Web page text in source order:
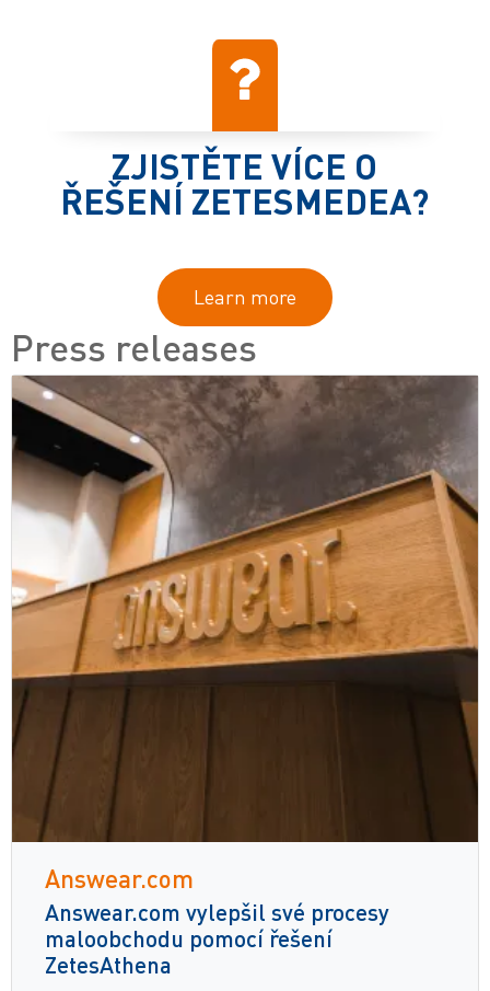
ZJISTĚTE VÍCE O
ŘEŠENÍ ZETESMEDEA?
Learn more
Press releases
Answear.com
Answear.com vylepšil své procesy
maloobchodu pomocí řešení
ZetesAthena